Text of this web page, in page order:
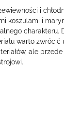
i
koszulami i
charakteru.
warto zwrócić
ale